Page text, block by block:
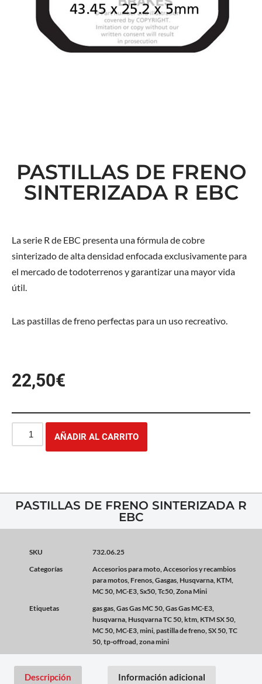
PASTILLAS DE FRENO
SINTERIZADA R EBC
La serie R de EBC presenta una fórmula de cobre
sinterizado de alta densidad enfocada exclusivamente para
el mercado de todoterrenos y garantizar una mayor vida
útil.
Las pastillas de freno perfectas para un uso recreativo.
22,50€
AÑADIR AL CARRITO
PASTILLAS DE FRENO SINTERIZADA R
EBC
SKU
732.06.25
Categorías
Accesorios para moto,Accesorios y recambios
para motos, Frenos,Gasgas, Husqvarna, KTM,
MC 50, MC-E3,Sx50,Tc50,Zona Mini
Etiquetas
gas gas,Gas Gas MC 50,Gas Gas MC-E3,
husqvarna, Husqvarna TC 50,ktm, KTM SX 50,
MC 50, MC-E3,mini,pastilla de freno,SX 50,TC
50,tp-offroad,zona mini
Descripción Información adicional